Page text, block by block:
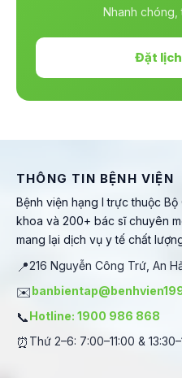
Nhanh chóng,
Đặt
THÔNG TIN BỆNH VIỆN
Bệnh viện hạng I trực thuộc
khoa và 200+ bác sĩ chuyên
mang lại dịch vụ y tế chất
📍216 Nguyễn Công Trứ, An
✉️
📞Hotline: 1900 986 868
⏰ Thứ 2–6: 7:00–11:00 &